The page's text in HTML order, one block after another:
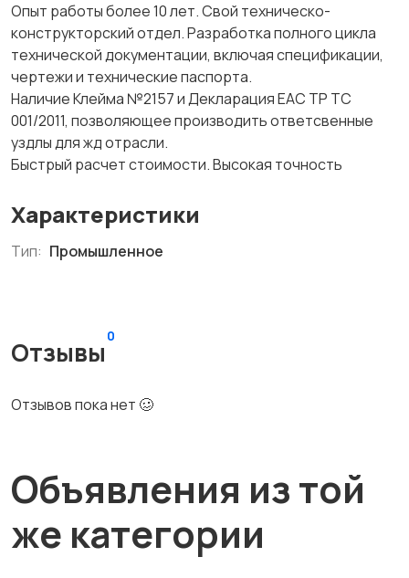
Опыт работы более 10 лет. Свой техническо-
конструкторский отдел. Разработка полного цикла
технической документации, включая спецификации,
чертежи и технические паспорта.
Наличие Клейма №2157 и Декларация EAC ТР ТС
001/2011, позволяющее производить ответсвенные
уздлы для жд отрасли.
Быстрый расчет стоимости. Высокая точность
Характеристики
Тип: Промышленное
Отзывы
0
Отзывов пока нет 🥴
Объявления из той
же категории